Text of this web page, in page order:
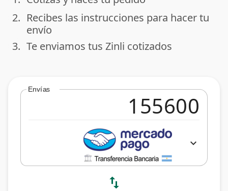
done
2. Recibes las instrucciones para hacer tu
envío
done
3. Te enviamos tus Zinli cotizados
Envías
expand_more
swap_vert